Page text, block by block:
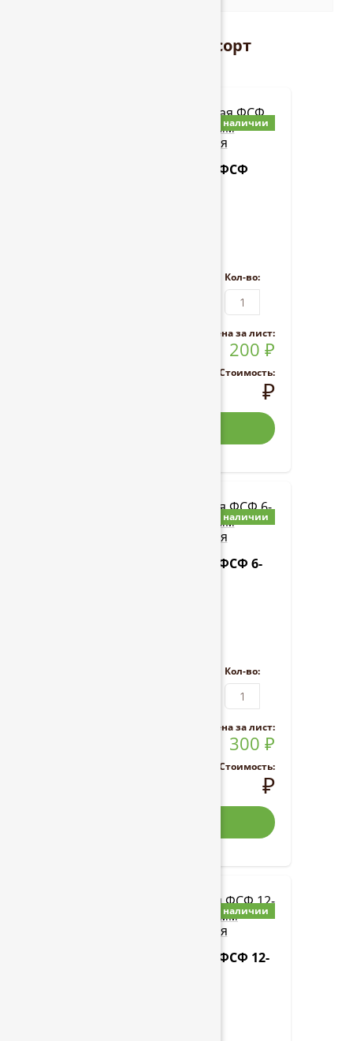
Березовая фанера сорт
Фанера берёзовая ФСФ
Кол-во:
Цена залист:
200 ₽
Стоимость:
₽
Фанера берёзовая ФСФ 6-
Кол-во:
Цена залист:
300 ₽
Стоимость:
₽
Фанера берёзовая ФСФ 12-